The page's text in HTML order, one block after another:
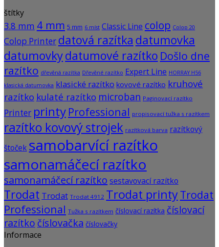
štítky
3.8 mm 4 mm 5 mm 6 míst Classic Line colop Colop 20
Colop Printer datová razítka datumovka
datumovkydatumové razítko Došlo dne
razítko dřevěná razítka Dřevěné razítko Expert Line HORRAY H56
klasická datumovka klasické razítko kovové razítko kruhové
razítko kulaté razítko microban Paginovací razítko
Printer printy Professional propisovací tužka s razítkem
razítko kovový strojek razítková barva razítkový
štoček samobarvící razítko
samonamáčecí razítko
samonamáčecí razítko sestavovací razítko
Trodat Trodat Trodat 4912 Trodat printyTrodat
Professional Tužka s razítkem číslovací razítka číslovací
razítko číslovačka číslovačky
Informace